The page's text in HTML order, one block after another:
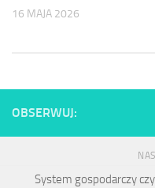
16 MAJA 2026
OBSERWUJ:
System gospodarczy